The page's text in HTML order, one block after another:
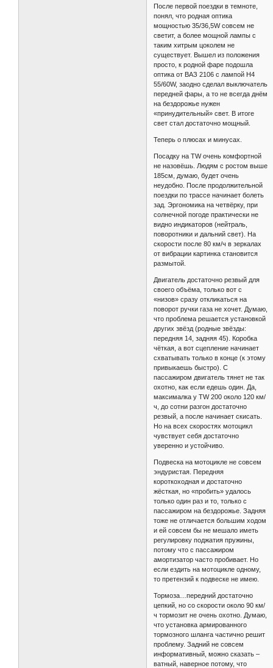
После первой поездки в темноте,
понял, что родная оптика
мощностью 35/36,5W совсем не
светит, а более мощной лампы с
таким хитрым цоколем не
существует. Вышел из положения
просто, к родной фаре подошла
оптика от ВАЗ 2106 с лампой H4
55/60W, заодно сделал выключатель
передней фары, а то не всегда днём
на бездорожье нужен
«принудительный» свет. В итоге
свет стал достаточно мощный.
Теперь о плюсах и минусах.
Посадку на TW очень комфортной
не назовёшь. Людям с ростом выше
185см, думаю, будет очень
неудобно. После продолжительной
поездки по трассе начинает болеть
зад. Эргономика на четвёрку, при
солнечной погоде практически не
видно индикаторов (нейтраль,
поворотники и дальний свет). На
скорости после 80 км/ч в зеркалах
от вибрации картинка становится
размытой.
Двигатель достаточно резвый для
своего объёма, только вот с
«низов» сразу откликаться на
поворот ручки газа не хочет. Думаю,
что проблема решается установкой
других звёзд (родные звёзды:
передняя 14, задняя 45). Коробка
чёткая, а вот сцепление начинает
схватывать только в конце (к этому
привыкаешь быстро). С
пассажиром двигатель тянет не так
охотно, как если едешь один. Да,
максималка у TW 200 около 120 км/
ч, до сотни разгон достаточно
резвый, а после начинает скисать.
Но на всех скоростях мотоцикл
чувствует себя достаточно
уверенно и устойчиво.
Подвеска на мотоцикле не совсем
эндуристая. Передняя
короткоходная и достаточно
жёсткая, но «пробить» удалось
только один раз и то, только с
пассажиром на бездорожье. Задняя
тоже не отличается большим ходом
и ей совсем бы не мешало иметь
регулировку поджатия пружины,
потому что с пассажиром
амортизатор часто пробивает. Но
если ездить на мотоцикле одному,
то претензий к подвеске не имею.
Тормоза…передний достаточно
цепкий, но со скорости около 90 км/
ч тормозит не очень охотно. Думаю,
что установка армированного
тормозного шланга частично решит
проблему. Задний не совсем
информативный, можно сказать –
ватный, наверное потому, что